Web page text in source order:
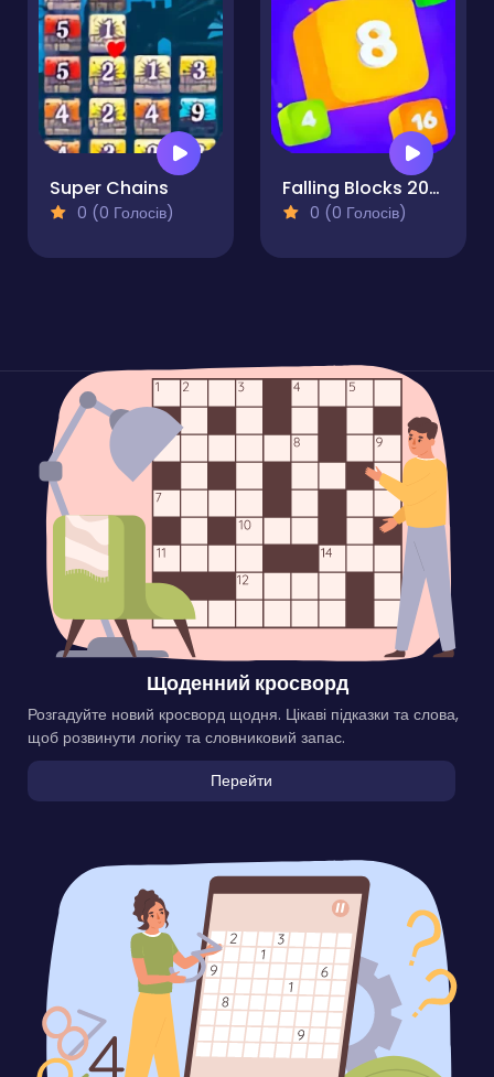
Super Chains
0 (0 Голосів)
Falling Blocks 2048 - 2D
0 (0 Голосів)
Щоденний кросворд
Розгадуйте новий кросворд щодня. Цікаві підказки та слова,
щоб розвинути логіку та словниковий запас.
Перейти